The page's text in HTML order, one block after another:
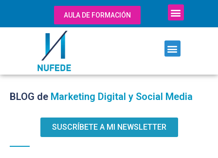
AULA DE FORMACIÓN
BLOG de Marketing Digital y Social Media
SUSCRÍBETE A MI NEWSLETTER